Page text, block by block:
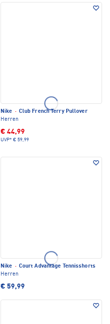
Nike · Club French Terry Pullover
Herren
€ 44,99
UVP* € 59,99
Nike · Court Advantage Tennisshorts
Herren
€ 59,99